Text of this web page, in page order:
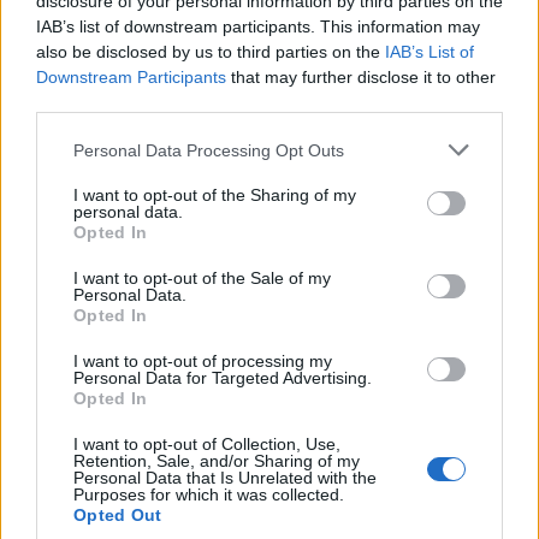
IAB’s list of downstream participants. This information may
also be disclosed by us to third parties on the IAB’s List of
Downstream Participants that may further disclose it to other
Personal Data Processing Opt Outs
I want to opt-out of the Sharing of my
personal data.
Opted In
I want to opt-out of the Sale of my
Personal Data.
Opted In
I want to opt-out of processing my
Personal Data for Targeted Advertising.
Opted In
I want to opt-out of Collection, Use,
Retention, Sale, and/or Sharing of my
Personal Data that Is Unrelated with the
Purposes for which it was collected.
Opted Out
Comentari:
aquest navegador per a la propera vegada que comenti.
Captcha7 - 2 = ?